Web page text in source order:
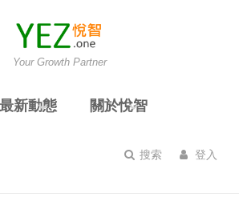
Your Growth Partner
最新動態 關於悅智
搜索 登入